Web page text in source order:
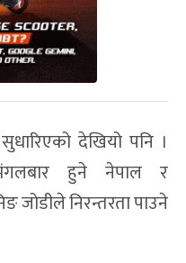
देखियो पनि ।
हुने नेपाल र
निरन्तरता पाउने